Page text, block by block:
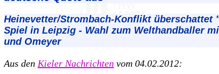
Heinevetter/Strombach-Konflikt überschattet
Spiel in Leipzig - Wahl zum Welthandballer
und Omeyer
Aus den Kieler Nachrichten vom 04.02.2012: